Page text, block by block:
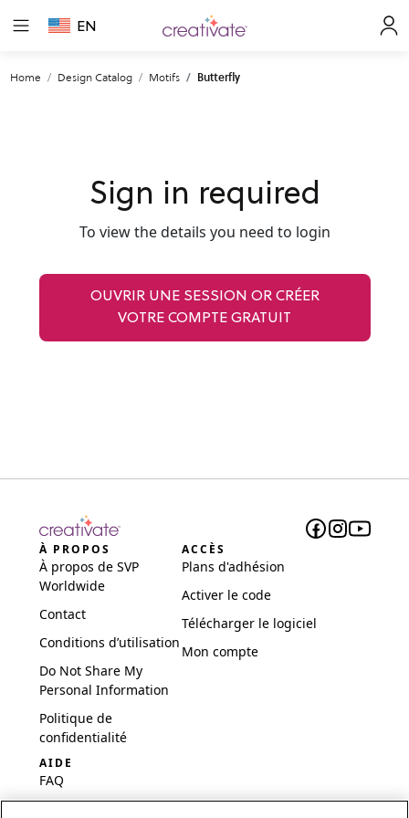
EN
Home Design Catalog Motifs Butterfly
Sign in required
To view the details you need to login
OUVRIR UNE SESSION OR CRÉER
VOTRE COMPTE GRATUIT
À PROPOS
À propos de SVP
Worldwide
Contact
Conditions d’utilisation
Do Not Share My
Personal Information
Politique de
confidentialité
ACCÈS
Plans d'adhésion
Activer le code
Télécharger le logiciel
Mon compte
AIDE
FAQ